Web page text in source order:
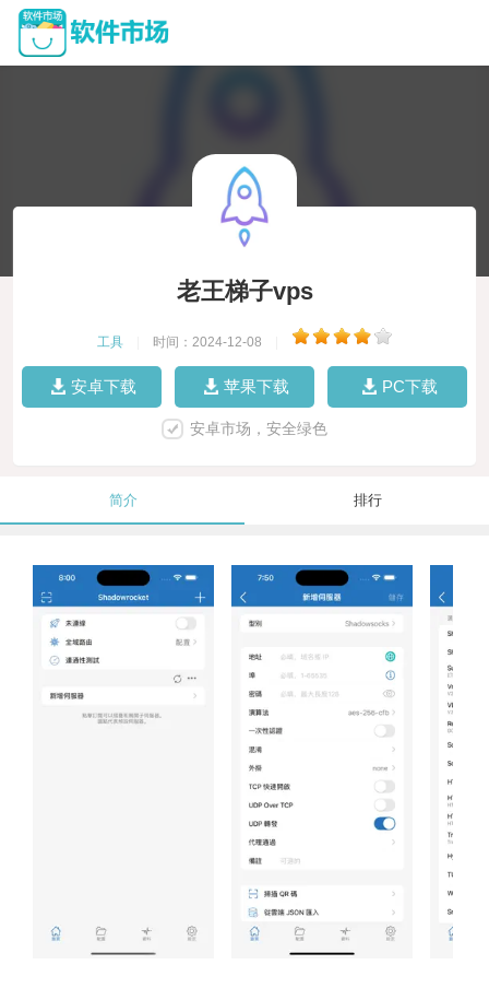
老王梯子vps
工具 时间：2024-12-08
安卓下载 苹果下载 PC下载
安卓市场，安全绿色
简介 排行